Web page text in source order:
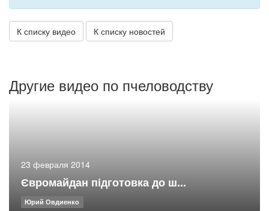
К списку видео К списку новостей
Другие видео по пчеловодству
23 февраля 2014
Євромайдан підготовка до ш...
Юрий Овдиенко